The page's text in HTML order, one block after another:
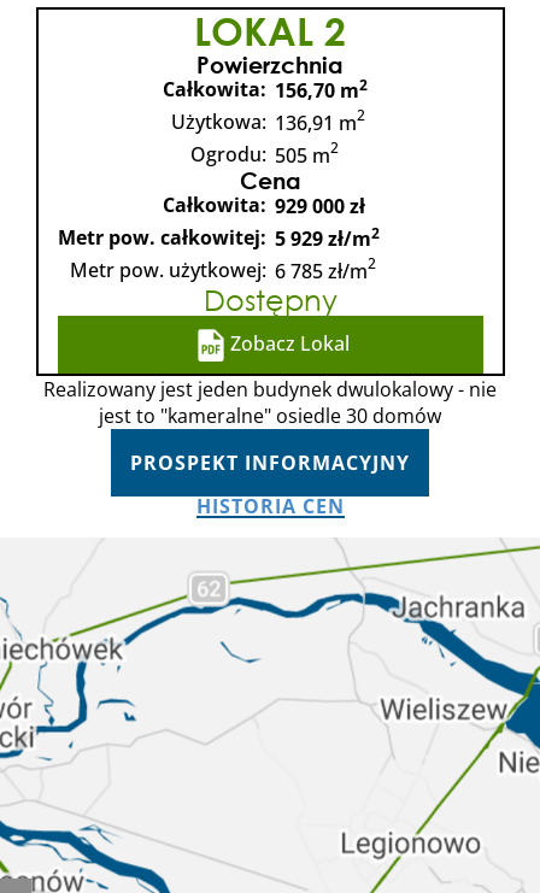
LOKAL 2
Powierzchnia
Całkowita: 156,70 m2
Użytkowa: 136,91 m2
Ogrodu: 505 m2
Cena
Całkowita: 929 000 zł
Metr pow. całkowitej: 5 929 zł/m2
Metr pow. użytkowej: 6 785 zł/m2
Dostępny
Zobacz Lokal
Realizowany jest jeden budynek dwulokalowy - nie
jest to "kameralne" osiedle 30 domów
PROSPEKT INFORMACYJNY
HISTORIA CEN